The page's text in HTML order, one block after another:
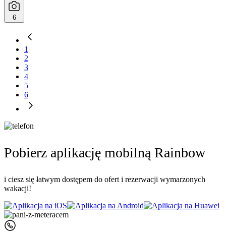
6
1
2
3
4
5
6
Pobierz aplikację mobilną Rainbow
i ciesz się łatwym dostępem do ofert i rezerwacji wymarzonych
wakacji!